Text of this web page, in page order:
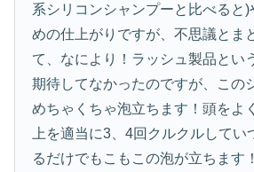
系シリコンシャンプーと比べると
めの仕上がりですが、不思議とま
て、なにより！ラッシュ製品とい
期待してなかったのですが、この
めちゃくちゃ泡立ちます！頭をよ
上を適当に3、4回クルクルしてい
るだけでもこもこの泡が立ちます